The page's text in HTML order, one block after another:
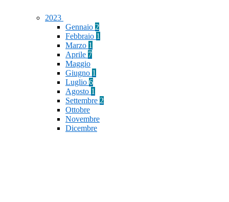
2023
Gennaio 2
Febbraio 1
Marzo 1
Aprile 7
Maggio
Giugno 1
Luglio 6
Agosto 1
Settembre 2
Ottobre
Novembre
Dicembre